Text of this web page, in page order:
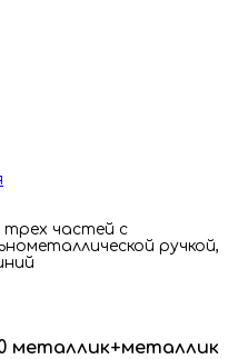
трех частей с
ручкой,
металлик+металлик